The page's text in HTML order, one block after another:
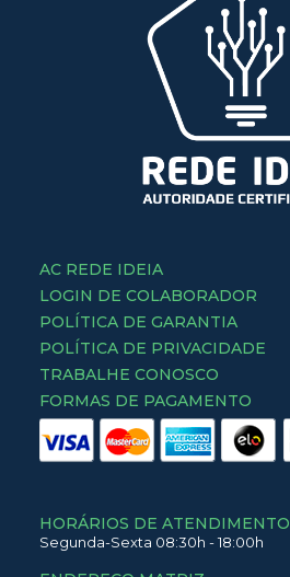
AC REDE IDEIA
LOGIN DE COLABORADOR
POLÍTICA DE GARANTIA
POLÍTICA DE PRIVACIDADE
TRABALHE CONOSCO
FORMAS DE PAGAMENTO
HORÁRIOS DE ATENDIMENTO
Segunda-Sexta 08:30h - 18:00h